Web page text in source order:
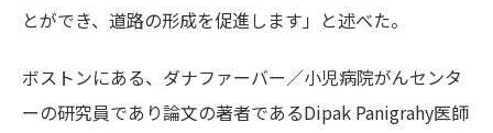
とができ、道路の形成を促進します」と述べた。
ボストンにある、ダナファーバー／小児病院がんセンタ
ーの研究員であり論文の著者であるDipak Panigrahy医師